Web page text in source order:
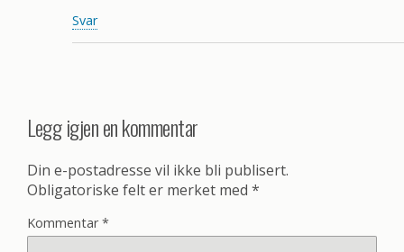
Svar
Legg igjen en kommentar
Din e-postadresse vil ikke bli publisert.
Obligatoriske felt er merket med *
Kommentar*